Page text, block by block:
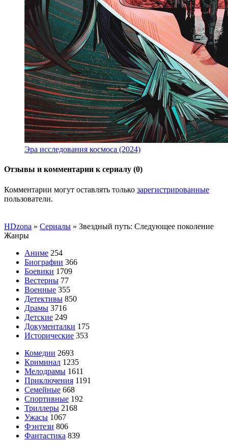
Эра исследования космоса (2024)
Отзывы и комментарии к сериалу (0)
Комментарии могут оставлять только зарегистрированные
пользователи.
HDzona » Сериалы » Звездный путь: Следующее поколение
Жанры
Аниме 254
Биографии 366
Боевики 1709
Вестерны 77
Военные 355
Детективы 850
Драмы 3716
Детские 249
Документалки 175
Исторические 353
Комедии 2693
Криминал 1235
Мелодрамы 1611
Приключения 1191
Семейные 668
Спортивные 192
Триллеры 2168
Ужасы 1067
Фэнтези 806
Фантастика 839